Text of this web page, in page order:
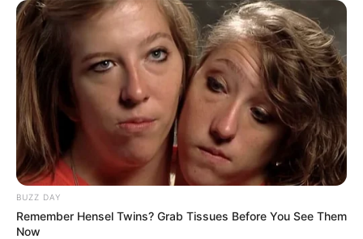
สีน้ำตาล สีเทา
คำทำนายโดย อ.มิก พชร ทูตเทวะ
ขอบคุณรูปเสื้อผ้าสวยๆจากเพจ :Phatcha Brand
BUZZ DAY
Remember Hensel Twins? Grab Tissues Before You See Them
Now